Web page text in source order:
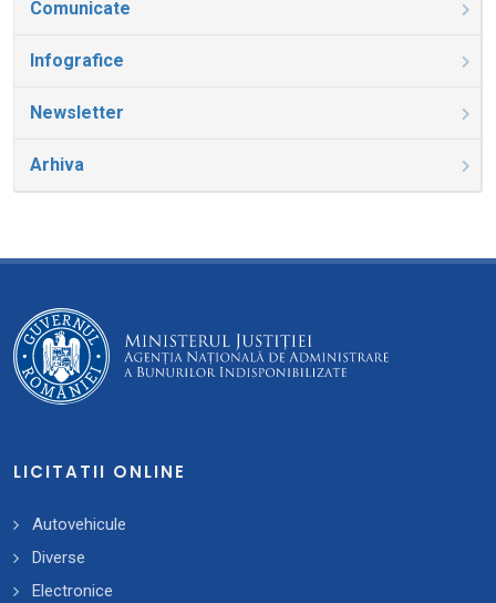
Comunicate
Infografice
Newsletter
Arhiva
LICITATII ONLINE
Autovehicule
Diverse
Electronice